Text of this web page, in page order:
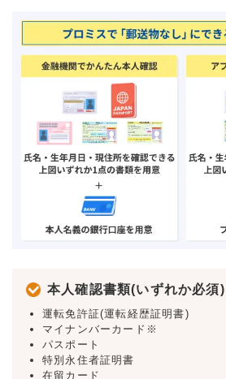
本人確認書類(いずれか必須)
運転免許証(運転経歴証明書)
マイナンバーカード※
パスポート
特別永住者証明書
在留カード